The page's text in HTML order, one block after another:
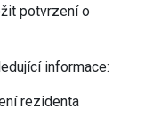
potvrzení o
informace:
rezidenta